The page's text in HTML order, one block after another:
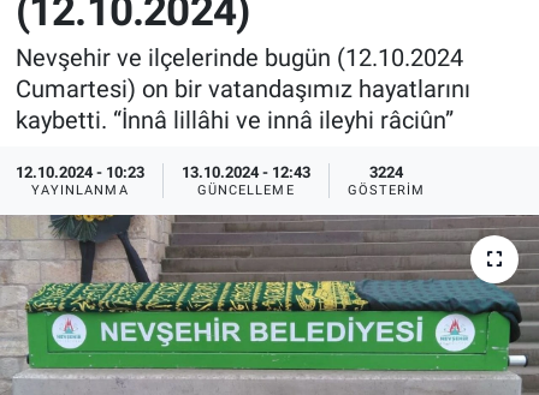
(12.10.2024)
Nevşehir ve ilçelerinde bugün (12.10.2024
Cumartesi) on bir vatandaşımız hayatlarını
kaybetti. “İnnâ lillâhi ve innâ ileyhi râciûn”
12.10.2024 - 10:23
YAYINLANMA
13.10.2024 - 12:43
GÜNCELLEME
3224
GÖSTERIM
Sağlık
Yerel
Genel
Asayiş
İlan - Duyuru- Mesaj
Türkiye Gündemi
Sizden Gelenler
Yaşam
Sağlık
Eğitim
İlan - Duyuru- Mesaj
Türkiye Gündemi
Sizden Gelenler